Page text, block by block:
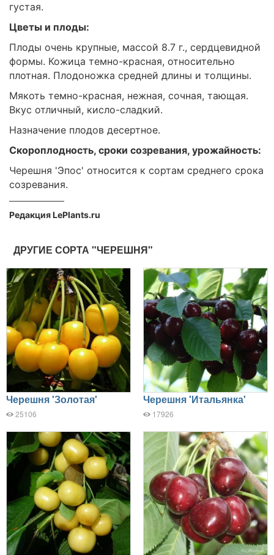
густая.
Цветы и плоды:
Плоды очень крупные, массой 8.7 г., сердцевидной
формы. Кожица темно-красная, относительно
плотная. Плодоножка средней длины и толщины.
Мякоть темно-красная, нежная, сочная, тающая.
Вкус отличный, кисло-сладкий.
Назначение плодов десертное.
Скороплодность, сроки созревания, урожайность:
Черешня 'Эпос' относится к сортам среднего срока
созревания.
Редакция LePlants.ru
ДРУГИЕ СОРТА "ЧЕРЕШНЯ"
Черешня 'Золотая'
25106
Черешня 'Итальянка'
17926